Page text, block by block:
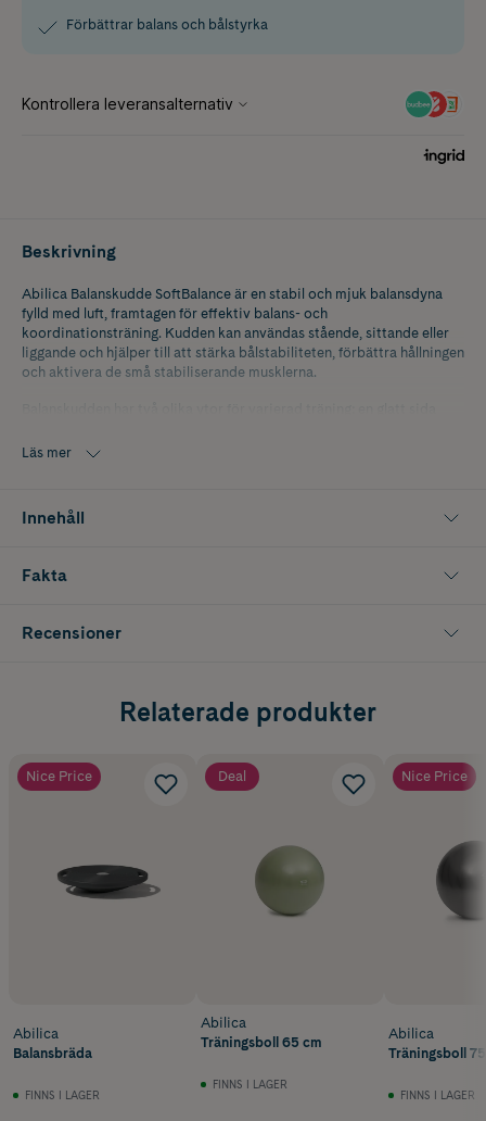
Förbättrar balans och bålstyrka
Beskrivning
Abilica Balanskudde SoftBalance är en stabil och mjuk balansdyna
fylld med luft, framtagen för effektiv balans- och
koordinationsträning. Kudden kan användas stående, sittande eller
liggande och hjälper till att stärka bålstabiliteten, förbättra hållningen
och aktivera de små stabiliserande musklerna.
ökad blodcirkulation. Den kan även användas som sittkudde för att
rehabilitering. Passar alla som vill förbättra balans, styrka och
Innehåller 1 st balanskudde.
Läs mer
Innehåll
Fakta
Recensioner
Relaterade produkter
Nice Price
Abilica
Balansbräda
FINNS I LAGER
Deal
Abilica
Träningsboll 65 cm
FINNS I LAGER
Nice Price
Abilica
Träningsboll
FINNS I LAGER